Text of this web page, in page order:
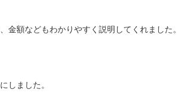
額などもわかりやすく説明してくれました。
しました。